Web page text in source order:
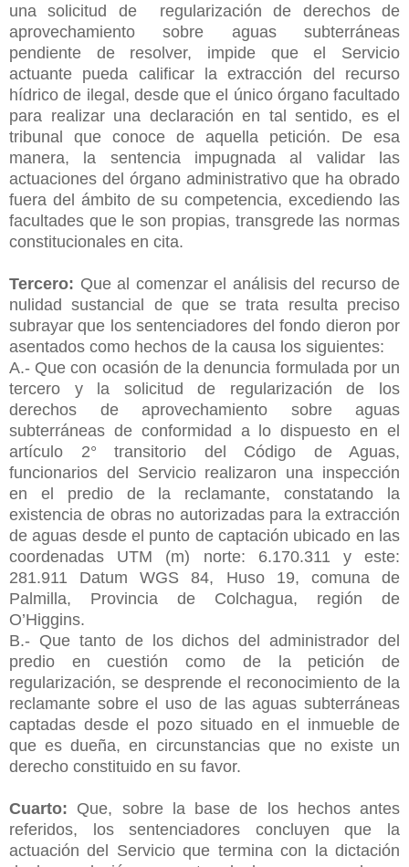
una solicitud de regularización de derechos de
aprovechamiento sobre aguas subterráneas
pendiente de resolver, impide que el Servicio
actuante pueda calificar la extracción del recurso
hídrico de ilegal, desde que el único órgano facultado
para realizar una declaración en tal sentido, es el
tribunal que conoce de aquella petición. De esa
manera, la sentencia impugnada al validar las
actuaciones del órgano administrativo que ha obrado
fuera del ámbito de su competencia, excediendo las
facultades que le son propias, transgrede las normas
constitucionales en cita.
Tercero: Que al comenzar el análisis del recurso de
nulidad sustancial de que se trata resulta preciso
subrayar que los sentenciadores del fondo dieron por
asentados como hechos de la causa los siguientes:
A.- Que con ocasión de la denuncia formulada por un
tercero y la solicitud de regularización de los
derechos de aprovechamiento sobre aguas
subterráneas de conformidad a lo dispuesto en el
artículo 2° transitorio del Código de Aguas,
funcionarios del Servicio realizaron una inspección
en el predio de la reclamante, constatando la
existencia de obras no autorizadas para la extracción
de aguas desde el punto de captación ubicado en las
coordenadas UTM (m) norte: 6.170.311 y este:
281.911 Datum WGS 84, Huso 19, comuna de
Palmilla, Provincia de Colchagua, región de
O’Higgins.
B.- Que tanto de los dichos del administrador del
predio en cuestión como de la petición de
regularización, se desprende el reconocimiento de la
reclamante sobre el uso de las aguas subterráneas
captadas desde el pozo situado en el inmueble de
que es dueña, en circunstancias que no existe un
derecho constituido en su favor.
Cuarto: Que, sobre la base de los hechos antes
referidos, los sentenciadores concluyen que la
actuación del Servicio que termina con la dictación